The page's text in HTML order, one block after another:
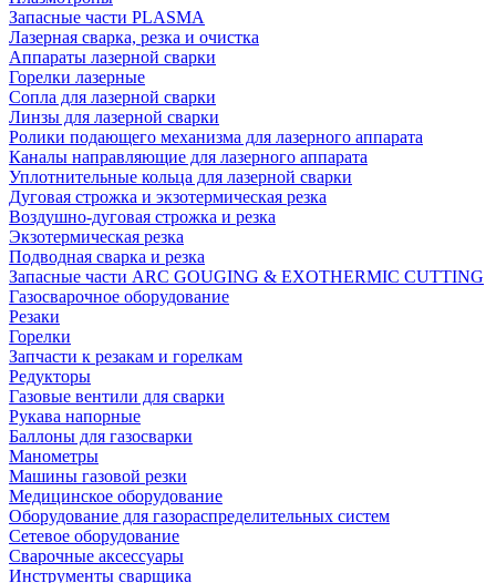
Запасные части PLASMA
Лазерная сварка, резка и очистка
Аппараты лазерной сварки
Горелки лазерные
Сопла для лазерной сварки
Линзы для лазерной сварки
Ролики подающего механизма для лазерного аппарата
Каналы направляющие для лазерного аппарата
Уплотнительные кольца для лазерной сварки
Дуговая строжка и экзотермическая резка
Воздушно-дуговая строжка и резка
Экзотермическая резка
Подводная сварка и резка
Запасные части ARC GOUGING & EXOTHERMIC CUTTING
Газосварочное оборудование
Резаки
Горелки
Запчасти к резакам и горелкам
Редукторы
Газовые вентили для сварки
Рукава напорные
Баллоны для газосварки
Манометры
Машины газовой резки
Медицинское оборудование
Оборудование для газораспределительных систем
Сетевое оборудование
Сварочные аксессуары
Инструменты сварщика